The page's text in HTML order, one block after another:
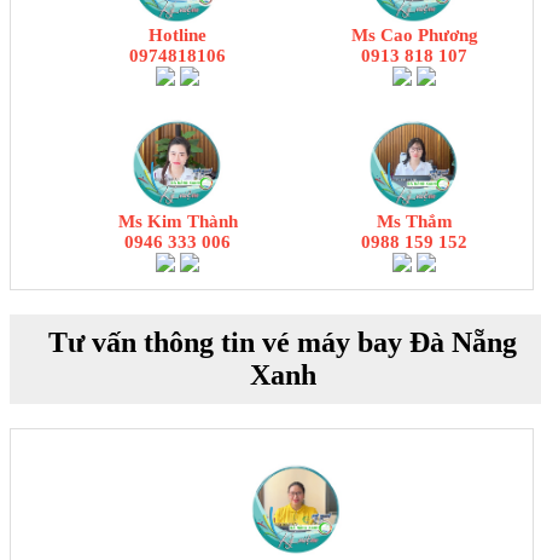
Hotline
0974818106
Ms Cao Phương
0913 818 107
Ms Kim Thành
0946 333 006
Ms Thắm
0988 159 152
Tư vấn thông tin vé máy bay Đà Nẵng
Xanh